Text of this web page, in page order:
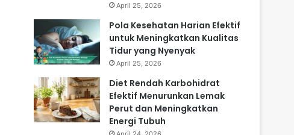
April 25, 2026
Pola Kesehatan Harian Efektif
untuk Meningkatkan Kualitas
Tidur yang Nyenyak
April 25, 2026
Diet Rendah Karbohidrat
Efektif Menurunkan Lemak
Perut dan Meningkatkan
Energi Tubuh